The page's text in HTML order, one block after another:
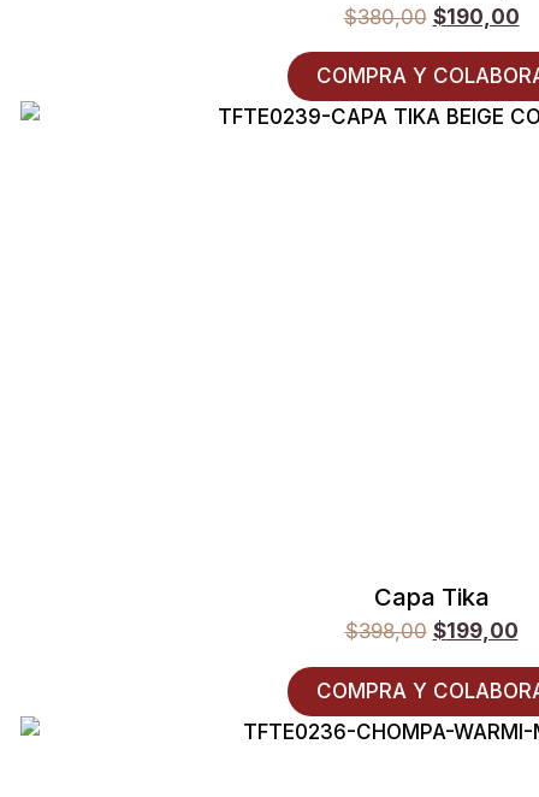
$380,00 $190,00
COMPRA Y
Capa Tika
$398,00 $199,00
COMPRA Y